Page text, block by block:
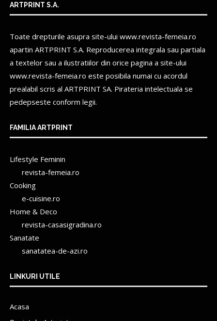
ARTPRINT S.A.
Toate drepturile asupra site-ului www.revista-femeia.ro
apartin ARTPRINT S.A. Reproducerea integrala sau partiala
a textelor sau a ilustratiilor din orice pagina a site-ului
www.revista-femeia.ro este posibila numai cu acordul
prealabil scris al ARTPRINT SA. Pirateria intelectuala se
pedepseste conform legii.
FAMILIA ARTPRINT
Lifestyle Feminin
revista-femeia.ro
Cooking
e-cuisine.ro
Home & Deco
revista-casasigradina.ro
Sanatate
sanatatea-de-azi.ro
LINKURI UTILE
Acasa